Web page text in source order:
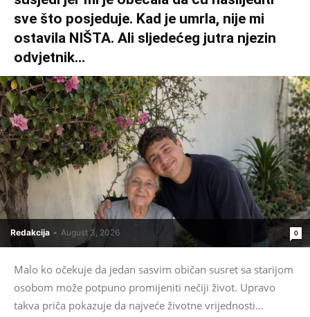
sve što posjeduje. Kad je umrla, nije mi
ostavila NIŠTA. Ali sljedećeg jutra njezin
odvjetnik...
Redakcija - August 3, 2026 0
Malo ko očekuje da jedan sasvim običan susret sa starijom
osobom može potpuno promijeniti nečiji život. Upravo
takva priča pokazuje da najveće životne vrijednosti...